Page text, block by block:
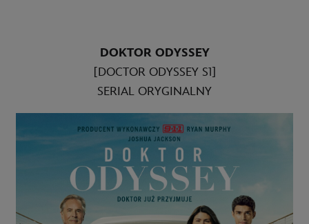
DOKTOR ODYSSEY
[DOCTOR ODYSSEY S1]
SERIAL ORYGINALNY